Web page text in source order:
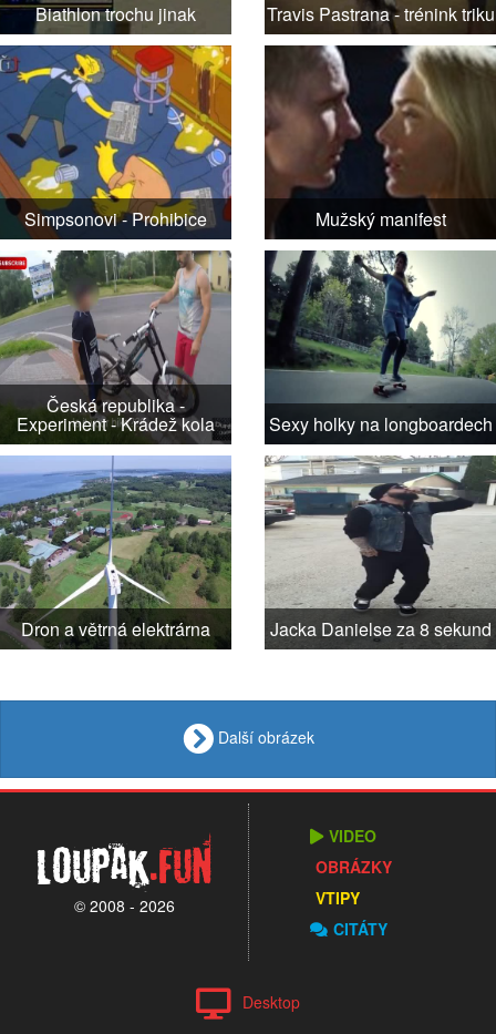
Biathlon trochu jinak Travis Pastrana - trénink triku
Simpsonovi - Prohibice Mužský manifest
Česká republika -
Experiment - Krádež kola Sexy holky na longboardech
Dron a větrná elektrárna Jacka Danielse za 8 sekund
Další obrázek
Loupak.fun
© 2008 - 2026
VIDEO
OBRÁZKY
VTIPY
CITÁTY
Desktop